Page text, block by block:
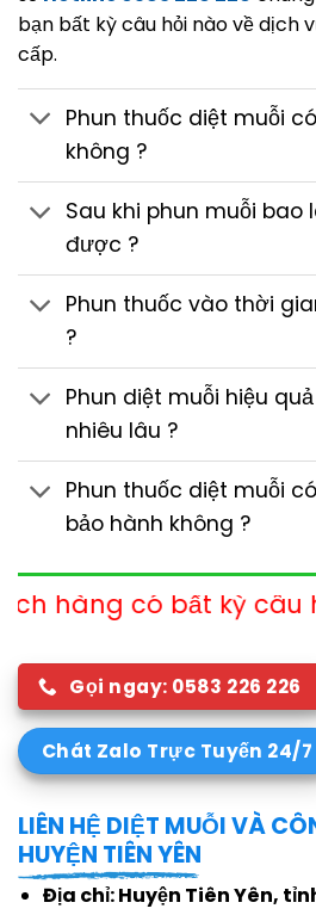
bạn bất kỳ câu hỏi nào về dịch
cấp.
Phun thuốc diệt muỗi
không ?
Sau khi phun muỗi bao
được ?
Phun thuốc vào thời
?
Phun diệt muỗi hiệu
nhiêu lâu ?
Phun thuốc diệt muỗi
bảo hành không ?
kỳ câu hỏi nào về
Gọi ngay: 0583 226 226
Chát Zalo Trực Tuyến 24/7
LIÊN HỆ DIỆT MUỖI VÀ
HUYỆN TIÊN YÊN
Địa chỉ: Huyện Tiên Yên,